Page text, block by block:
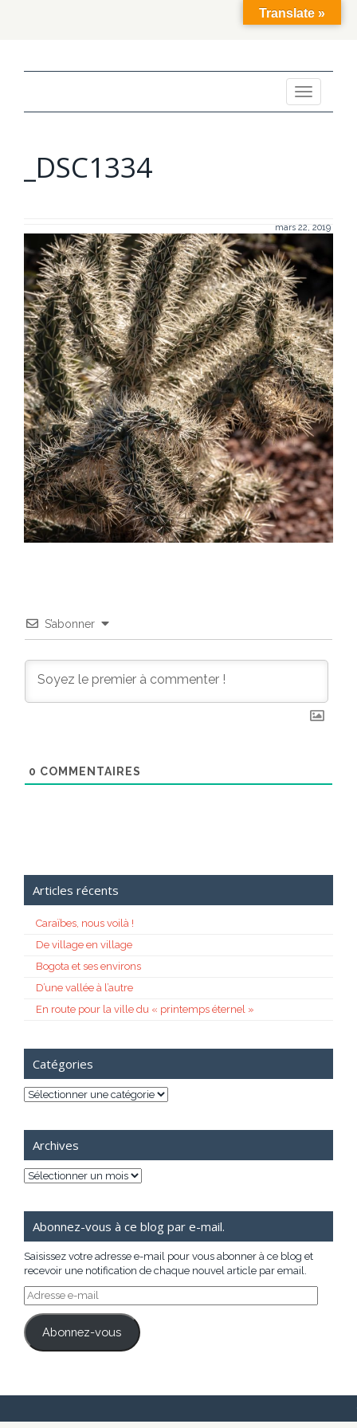
Toggle
navigation
_DSC1334
mars 22, 2019
S’abonner
0 COMMENTAIRES
Articles récents
Caraïbes, nous voilà !
De village en village
Bogota et ses environs
D’une vallée à l’autre
En route pour la ville du « printemps éternel »
Catégories
Catégories
Archives
Archives
Abonnez-vous à ce blog par e-mail.
Saisissez votre adresse e-mail pour vous abonner à ce blog et
recevoir une notification de chaque nouvel article par email.
Adresse
e-
mail
Abonnez-vous
Translate »